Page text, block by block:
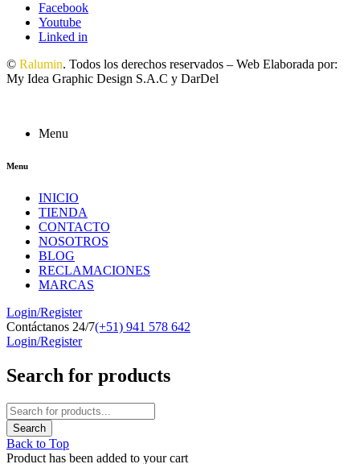
Facebook
Youtube
Linked in
© Ralumin. Todos los derechos reservados – Web Elaborada por:
My Idea Graphic Design S.A.C y DarDel
Menu
Menu
INICIO
TIENDA
CONTACTO
NOSOTROS
BLOG
RECLAMACIONES
MARCAS
Login/Register
Contáctanos 24/7(+51) 941 578 642
Login/Register
Search for products
Back to Top
Product has been added to your cart